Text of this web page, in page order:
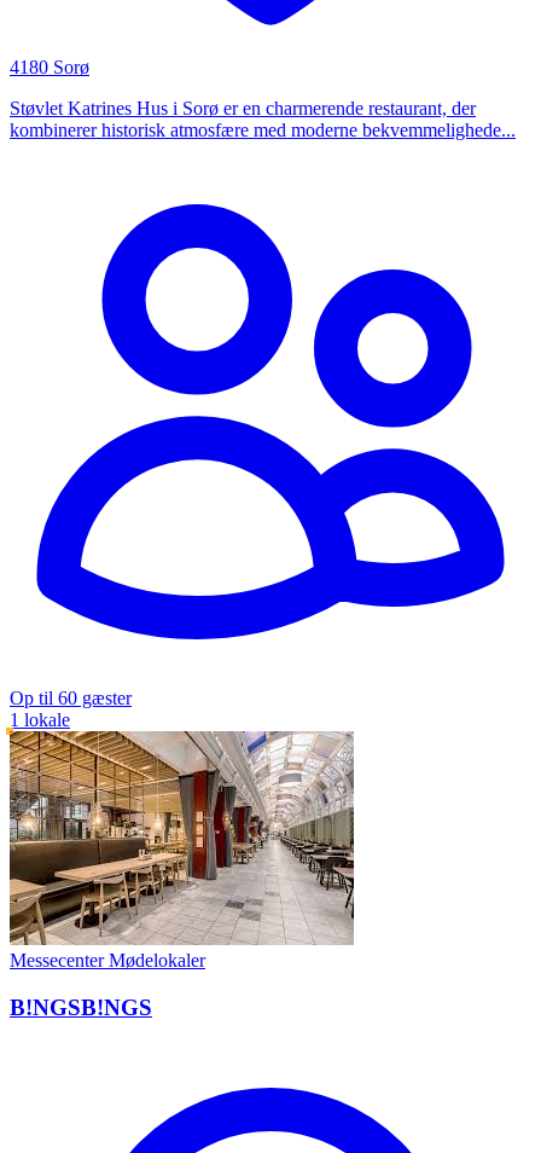
4180 Sorø
Støvlet Katrines Hus i Sorø er en charmerende restaurant, der
kombinerer historisk atmosfære med moderne bekvemmelighede...
Op til 60 gæster
1 lokale
MessecenterMødelokaler
B!NGSB!NGS